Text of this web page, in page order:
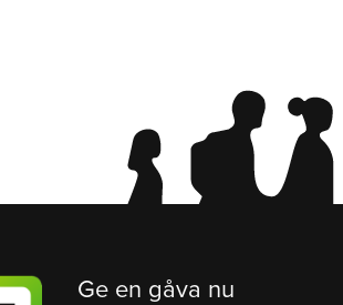
Ge en gåva nu